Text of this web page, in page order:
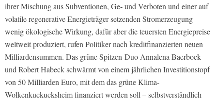
ihrer Mischung aus Subventionen, Ge- und Verboten und einer auf
volatile regenerative Energieträger setzenden Stromerzeugung
wenig ökologische Wirkung, dafür aber die teuersten Energiepreise
weltweit produziert, rufen Politiker nach kreditfinanzierten neuen
Milliardensummen. Das grüne Spitzen-Duo Annalena Baerbock
und Robert Habeck schwärmt von einem jährlichen Investitionstopf
von 50 Milliarden Euro, mit dem das grüne Klima-
Wolkenkuckucksheim finanziert werden soll – selbstverständlich